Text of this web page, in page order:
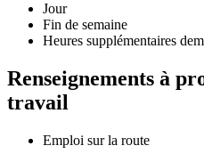
Jour
Fin de semaine
Heures supplémentaires
Renseignements à
travail
Emploi sur la route